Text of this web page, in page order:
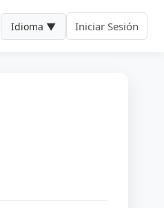
Idioma ▼ Iniciar Sesión